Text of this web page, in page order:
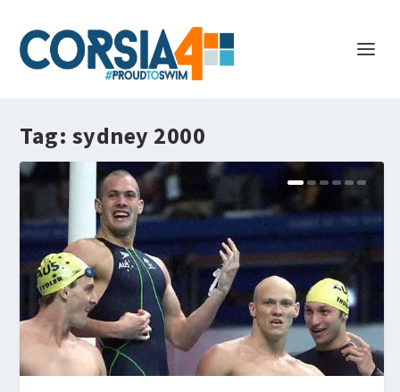
Tag: sydney 2000